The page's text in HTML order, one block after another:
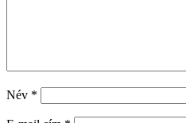
Név *